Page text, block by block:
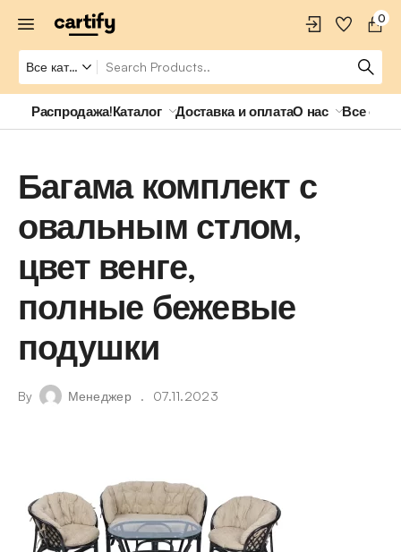
0
Распродажа!Каталог Доставка и оплатаО нас Все о
Багама комплект с
овальным стлом,
цвет венге,
полные бежевые
подушки
By Менеджер 07.11.2023